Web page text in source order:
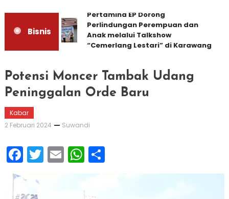
Bisnis
Pertamina EP Dorong
Perlindungan Perempuan dan
Anak melalui Talkshow
“Cemerlang Lestari” di Karawang
Potensi Moncer Tambak Udang
Peninggalan Orde Baru
Kabar
2 Februari 2024
Suwandi
Facebook
Twitter
EmailWhatsApp
Share